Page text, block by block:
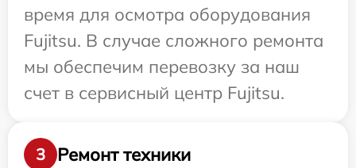
время для осмотра оборудования
Fujitsu. В случае сложного ремонта
мы обеспечим перевозку за наш
счет в сервисный центр Fujitsu.
3
Ремонт техники